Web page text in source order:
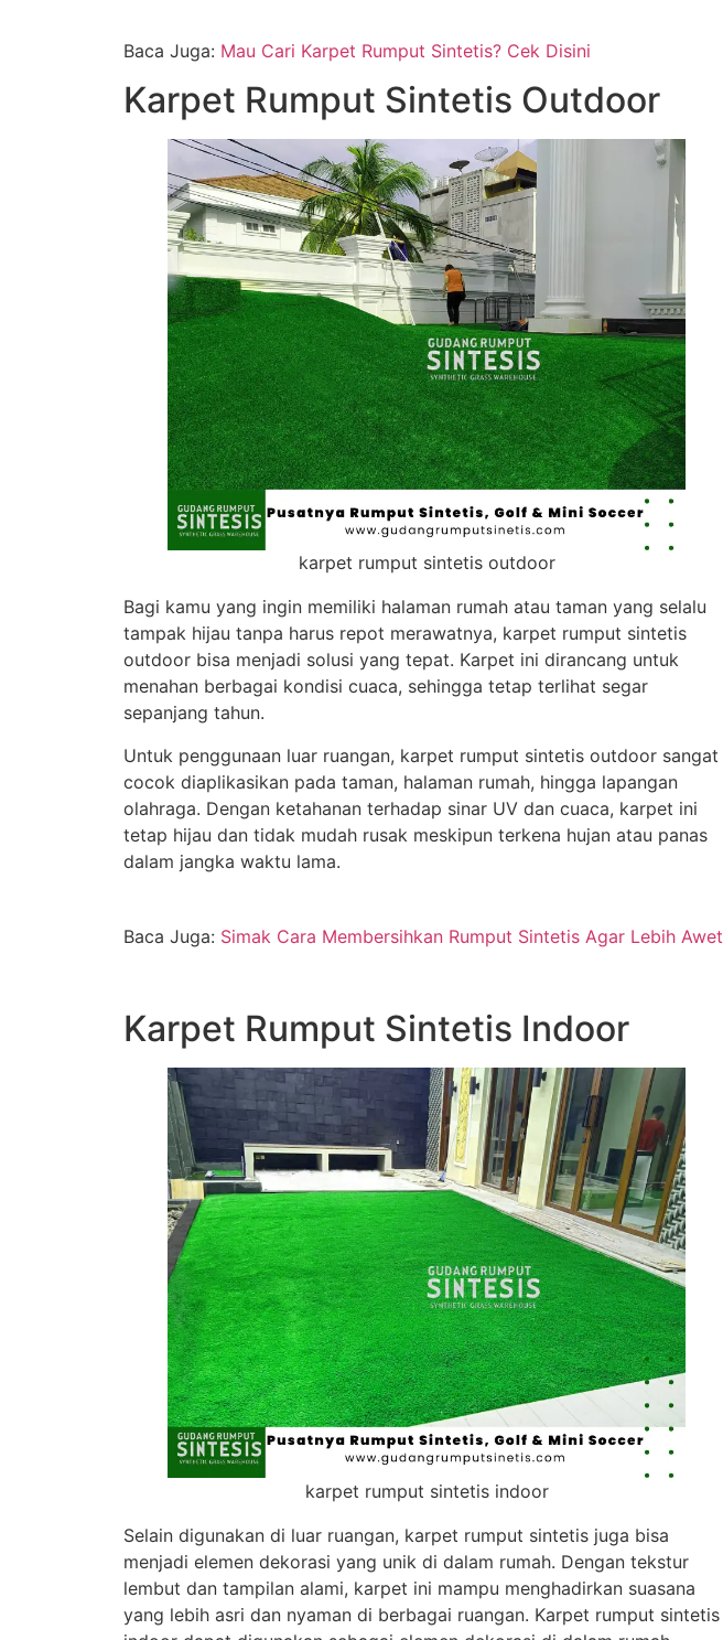
Baca Juga: Mau Cari Karpet Rumput Sintetis? Cek Disini
Karpet Rumput Sintetis Outdoor
karpet rumput sintetis outdoor
Bagi kamu yang ingin memiliki halaman rumah atau taman yang selalu
tampak hijau tanpa harus repot merawatnya, karpet rumput sintetis
outdoor bisa menjadi solusi yang tepat. Karpet ini dirancang untuk
menahan berbagai kondisi cuaca, sehingga tetap terlihat segar
sepanjang tahun.
Untuk penggunaan luar ruangan, karpet rumput sintetis outdoor sangat
cocok diaplikasikan pada taman, halaman rumah, hingga lapangan
olahraga. Dengan ketahanan terhadap sinar UV dan cuaca, karpet ini
tetap hijau dan tidak mudah rusak meskipun terkena hujan atau panas
dalam jangka waktu lama.
Baca Juga: Simak Cara Membersihkan Rumput Sintetis Agar Lebih Awet
Karpet Rumput Sintetis Indoor
karpet rumput sintetis indoor
Selain digunakan di luar ruangan, karpet rumput sintetis juga bisa
menjadi elemen dekorasi yang unik di dalam rumah. Dengan tekstur
lembut dan tampilan alami, karpet ini mampu menghadirkan suasana
yang lebih asri dan nyaman di berbagai ruangan. Karpet rumput sintetis